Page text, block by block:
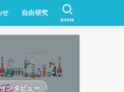
せ 自由研究
SEARCH
ンタビュー